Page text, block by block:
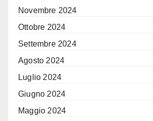
Novembre 2024
Ottobre 2024
Settembre 2024
Agosto 2024
Luglio 2024
Giugno 2024
Maggio 2024